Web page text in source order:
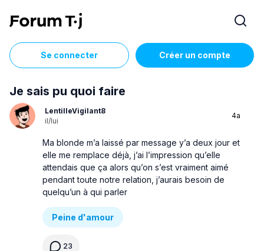
Se connecter Créer un compte
Je sais pu quoi faire
LentilleVigilant8
il/lui
4a
Ma blonde m’a laissé par message y’a deux jour et
elle me remplace déjà, j’ai l’impression qu’elle
attendais que ça alors qu’on s’est vraiment aimé
pendant toute notre relation, j’aurais besoin de
quelqu’un à qui parler
Peine d'amour
23